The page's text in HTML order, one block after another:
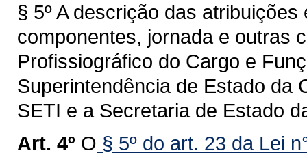
§ 5º A descrição das
componentes, jornada e outras
Profissiográfico do Cargo e
Superintendência de Estado da
SETI e a Secretaria de Estado
Art. 4º O § 5º do art. 23 da Lei